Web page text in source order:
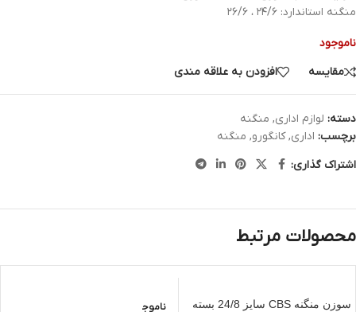
منگنه استاندارد: ۲۴/۶ ، ۲۶/۶
ناموجود
مقایسه
افزودن به علاقه مندی
دسته: لوازم اداری, منگنه
برچسب: اداری, کانگورو, منگنه
اشتراک گذاری:
محصولات مرتبط
سوزن منگنه CBS سایز 24/8 بسته
ناموج